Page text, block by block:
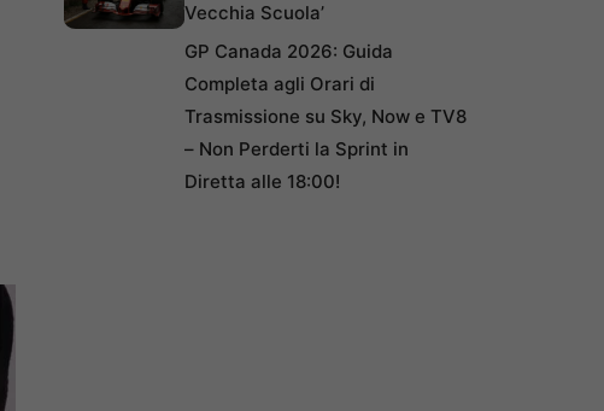
Vecchia Scuola’
GP Canada 2026: Guida
Completa agli Orari di
Trasmissione su Sky, Now e TV8
– Non Perderti la Sprint in
Diretta alle 18:00!